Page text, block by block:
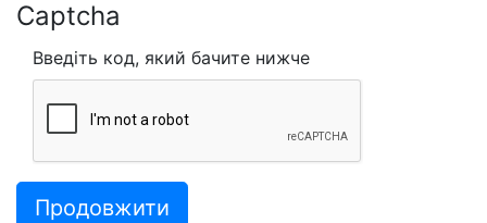
Captcha
Введіть код, який бачите нижче
Продовжити